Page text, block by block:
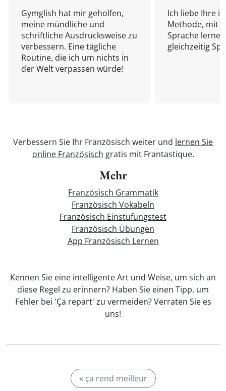
Gymglish hat mir geholfen,
meine mündliche und
schriftliche Ausdrucksweise zu
verbessern. Eine tägliche
Routine, die ich um nichts in
der Welt verpassen würde!
Ich liebe Ihre
Methode, mit
Sprache
gleichzeitig
Verbessern Sie Ihr Französisch weiter und lernen Sie
online Französisch gratis mit Frantastique.
Mehr
Französisch Grammatik
Französisch Vokabeln
Französisch Einstufungstest
Französisch Übungen
App Französisch Lernen
Kennen Sie eine intelligente Art und Weise, um sich an
diese Regel zu erinnern? Haben Sie einen Tipp, um
Fehler bei 'Ça repart' zu vermeiden? Verraten Sie es
uns!
« ça rend meilleur